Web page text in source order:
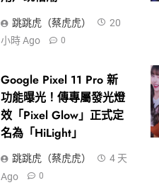
跳跳虎（蔡虎虎）
20
小時 Ago
0
Google Pixel 11 Pro 新
功能曝光！傳專屬發光燈
效「Pixel Glow」正式定
名為「HiLight」
跳跳虎（蔡虎虎）
4 天
Ago
0